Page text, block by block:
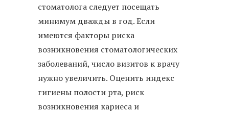
стоматолога следует посещать
минимум дважды в год. Если
имеются факторы риска
возникновения стоматологических
заболеваний, число визитов к врачу
нужно увеличить. Оценить индекс
гигиены полости рта, риск
возникновения кариеса и